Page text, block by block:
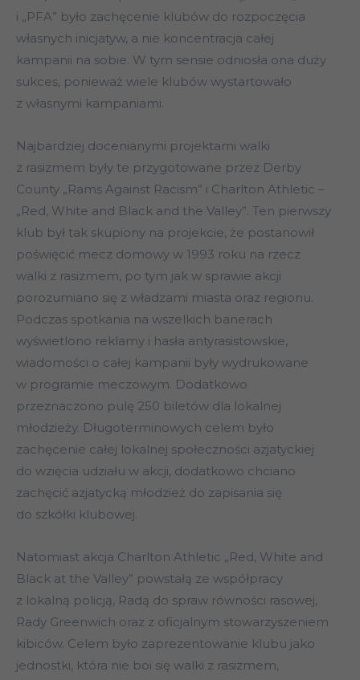
i „PFA” było zachęcenie klubów do rozpoczęcia
własnych inicjatyw, a nie koncentracja całej
kampanii na sobie. W tym sensie odniosła ona duży
sukces, ponieważ wiele klubów wystartowało
z własnymi kampaniami.
Najbardziej docenianymi projektami walki
z rasizmem były te przygotowane przez Derby
County „Rams Against Racism” i Charlton Athletic –
„Red, White and Black and the Valley”. Ten pierwszy
klub był tak skupiony na projekcie, że postanowił
poświęcić mecz domowy w 1993 roku na rzecz
walki z rasizmem, po tym jak w sprawie akcji
porozumiano się z władzami miasta oraz regionu.
Podczas spotkania na wszelkich banerach
wyświetlono reklamy i hasła antyrasistowskie,
wiadomości o całej kampanii były wydrukowane
w programie meczowym. Dodatkowo
przeznaczono pulę 250 biletów dla lokalnej
młodzieży. Długoterminowych celem było
zachęcenie całej lokalnej społeczności azjatyckiej
do wzięcia udziału w akcji, dodatkowo chciano
zachęcić azjatycką młodzież do zapisania się
do szkółki klubowej.
Natomiast akcja Charlton Athletic „Red, White and
Black at the Valley” powstałą ze współpracy
z lokalną policją, Radą do spraw równości rasowej,
Rady Greenwich oraz z oficjalnym stowarzyszeniem
kibiców. Celem było zaprezentowanie klubu jako
jednostki, która nie boi się walki z rasizmem,